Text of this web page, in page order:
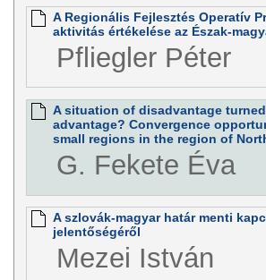
A Regionális Fejlesztés Operatív
aktivitás értékelése az Észak-
Pfliegler Péter
A situation of disadvantage
advantage? Convergence
small regions in the region of
G. Fekete Éva
A szlovák-magyar határ menti
jelentőségéről
Mezei István